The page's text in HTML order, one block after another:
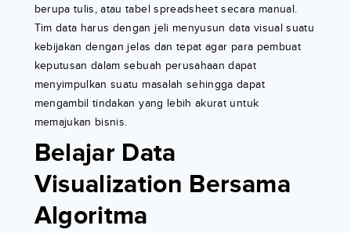
berupa tulis, atau tabel spreadsheet secara manual.
Tim data harus dengan jeli menyusun data visual suatu
kebijakan dengan jelas dan tepat agar para pembuat
keputusan dalam sebuah perusahaan dapat
menyimpulkan suatu masalah sehingga dapat
mengambil tindakan yang lebih akurat untuk
memajukan bisnis.
Belajar Data
Visualization Bersama
Algoritma